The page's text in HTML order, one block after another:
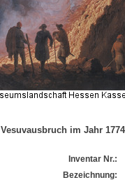
Vesuvausbruch im Jahr 1774
Inventar Nr.:
Bezeichnung: